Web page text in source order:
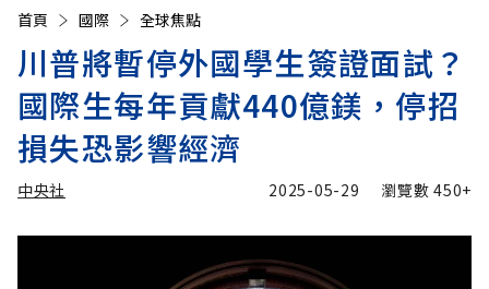
首頁 國際 全球焦點
川普將暫停外國學生簽證面試？
國際生每年貢獻440億鎂，停招
損失恐影響經濟
中央社 2025-05-29 瀏覽數450+